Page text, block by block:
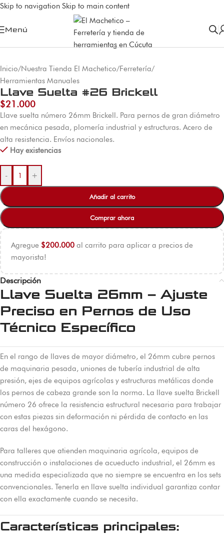
Skip to navigation Skip to main content
Menú
Inicio/Nuestra Tienda El Machetico/Ferretería/
Herramientas Manuales
Llave Suelta #26 Brickell
$21.000
Llave suelta número 26mm Brickell. Para pernos de gran diámetro
en mecánica pesada, plomería industrial y estructuras. Acero de
alta resistencia. Envíos nacionales.
Hay existencias
- +
Añadir al carrito
Comprar ahora
Agregue $200.000 al carrito para aplicar a precios de
mayorista!
Descripción
Llave Suelta 26mm – Ajuste
Preciso en Pernos de Uso
Técnico Específico
En el rango de llaves de mayor diámetro, el 26mm cubre pernos
de maquinaria pesada, uniones de tubería industrial de alta
presión, ejes de equipos agrícolas y estructuras metálicas donde
los pernos de cabeza grande son la norma. La llave suelta Brickell
número 26 ofrece la resistencia estructural necesaria para trabajar
con estas piezas sin deformación ni pérdida de contacto en las
caras del hexágono.
Para talleres que atienden maquinaria agrícola, equipos de
construcción o instalaciones de acueducto industrial, el 26mm es
una medida especializada que no siempre se encuentra en los sets
convencionales. Tenerla en llave suelta individual garantiza contar
con ella exactamente cuando se necesita.
Características principales: